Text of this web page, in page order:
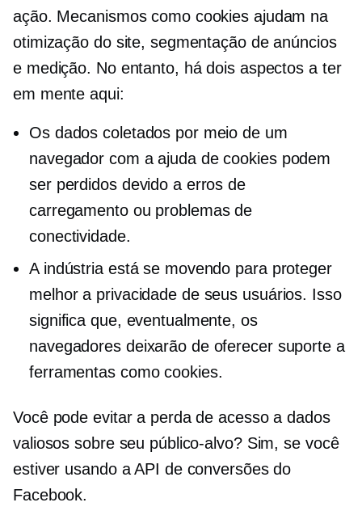
ação. Mecanismos como cookies ajudam na
otimização do site, segmentação de anúncios
e medição. No entanto, há dois aspectos a ter
em mente aqui:
Os dados coletados por meio de um
navegador com a ajuda de cookies podem
ser perdidos devido a erros de
carregamento ou problemas de
conectividade.
A indústria está se movendo para proteger
melhor a privacidade de seus usuários. Isso
significa que, eventualmente, os
navegadores deixarão de oferecer suporte a
ferramentas como cookies.
Você pode evitar a perda de acesso a dados
valiosos sobre seu público-alvo? Sim, se você
estiver usando a API de conversões do
Facebook.